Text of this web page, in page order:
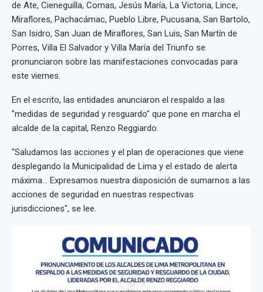
de Ate, Cieneguilla, Comas, Jesús María, La Victoria, Lince,
Miraflores, Pachacámac, Pueblo Libre, Pucusana, San Bartolo,
San Isidro, San Juan de Miraflores, San Luis, San Martín de
Porres, Villa El Salvador y Villa María del Triunfo se
pronunciaron sobre las manifestaciones convocadas para
este viernes.
En el escrito, las entidades anunciaron el respaldo a las
"medidas de seguridad y resguardo" que pone en marcha el
alcalde de la capital, Renzo Reggiardo.
"Saludamos las acciones y el plan de operaciones que viene
desplegando la Municipalidad de Lima y el estado de alerta
máxima... Expresamos nuestra disposición de sumarnos a las
acciones de seguridad en nuestras respectivas
jurisdicciones", se lee.